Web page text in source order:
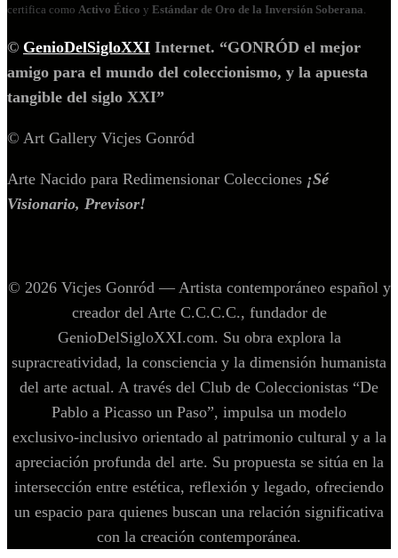
certifica como Activo Ético y Estándar de Oro de la Inversión Soberana.
© GenioDelSigloXXI Internet. “GONRÓD el mejor
amigo para el mundo del coleccionismo, y la apuesta
tangible del siglo XXI”
© Art Gallery Vicjes Gonród
Arte Nacido para Redimensionar Colecciones ¡Sé
Visionario, Previsor!
© 2026 Vicjes Gonród — Artista contemporáneo español y
creador del Arte C.C.C.C., fundador de
GenioDelSigloXXI.com. Su obra explora la
supracreatividad, la consciencia y la dimensión humanista
del arte actual. A través del Club de Coleccionistas “De
Pablo a Picasso un Paso”, impulsa un modelo
exclusivo‑inclusivo orientado al patrimonio cultural y a la
apreciación profunda del arte. Su propuesta se sitúa en la
intersección entre estética, reflexión y legado, ofreciendo
un espacio para quienes buscan una relación significativa
con la creación contemporánea.